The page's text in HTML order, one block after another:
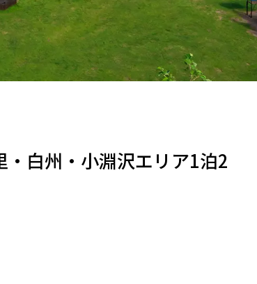
白州・小淵沢エリア1泊2